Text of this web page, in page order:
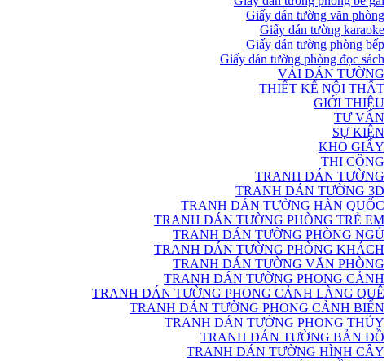
Giấy dán tường văn phòng
Giấy dán tường karaoke
Giấy dán tường phòng bếp
Giấy dán tường phòng đọc sách
VẢI DÁN TƯỜNG
THIẾT KẾ NỘI THẤT
GIỚI THIỆU
TƯ VẤN
SỰ KIỆN
KHO GIẤY
THI CÔNG
TRANH DÁN TƯỜNG
TRANH DÁN TƯỜNG 3D
TRANH DÁN TƯỜNG HÀN QUỐC
TRANH DÁN TƯỜNG PHÒNG TRẺ EM
TRANH DÁN TƯỜNG PHÒNG NGỦ
TRANH DÁN TƯỜNG PHÒNG KHÁCH
TRANH DÁN TƯỜNG VĂN PHÒNG
TRANH DÁN TƯỜNG PHONG CẢNH
TRANH DÁN TƯỜNG PHONG CẢNH LÀNG QUÊ
TRANH DÁN TƯỜNG PHONG CẢNH BIỂN
TRANH DÁN TƯỜNG PHONG THỦY
TRANH DÁN TƯỜNG BẢN ĐỒ
TRANH DÁN TƯỜNG HÌNH CÂY